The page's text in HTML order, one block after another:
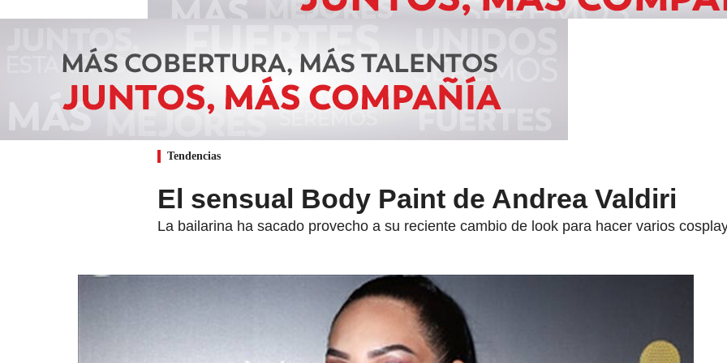
Tendencias
El sensual Body Paint de Andrea Valdiri
La bailarina ha sacado provecho a su reciente cambio de look para hacer varios